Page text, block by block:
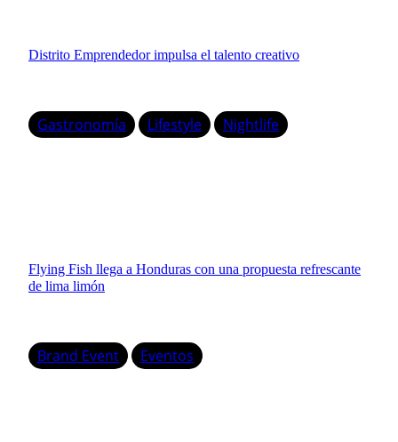
Distrito Emprendedor impulsa el talento creativo
Gastronomía Lifestyle Nightlife
Flying Fish llega a Honduras con una propuesta refrescante
de lima limón
Brand Event Eventos